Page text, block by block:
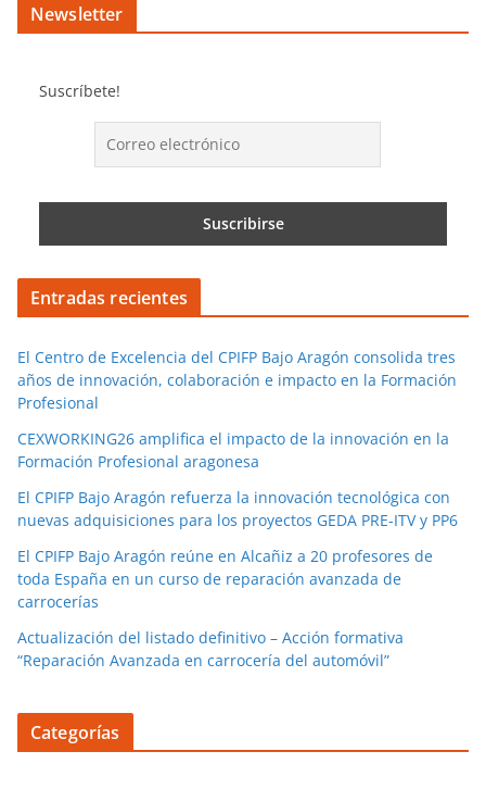
Newsletter
Suscríbete!
Entradas recientes
El Centro de Excelencia del CPIFP Bajo Aragón consolida tres
años de innovación, colaboración e impacto en la Formación
Profesional
CEXWORKING26 amplifica el impacto de la innovación en la
Formación Profesional aragonesa
El CPIFP Bajo Aragón refuerza la innovación tecnológica con
nuevas adquisiciones para los proyectos GEDA PRE-ITV y PP6
El CPIFP Bajo Aragón reúne en Alcañiz a 20 profesores de
toda España en un curso de reparación avanzada de
carrocerías
Actualización del listado definitivo – Acción formativa
“Reparación Avanzada en carrocería del automóvil”
Categorías